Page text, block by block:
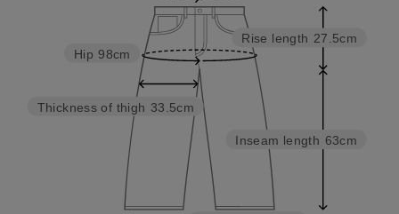
Inseam length 63cm
Rise length 27.5cm
Thickness of thigh 33.5cm
Hip 98cm